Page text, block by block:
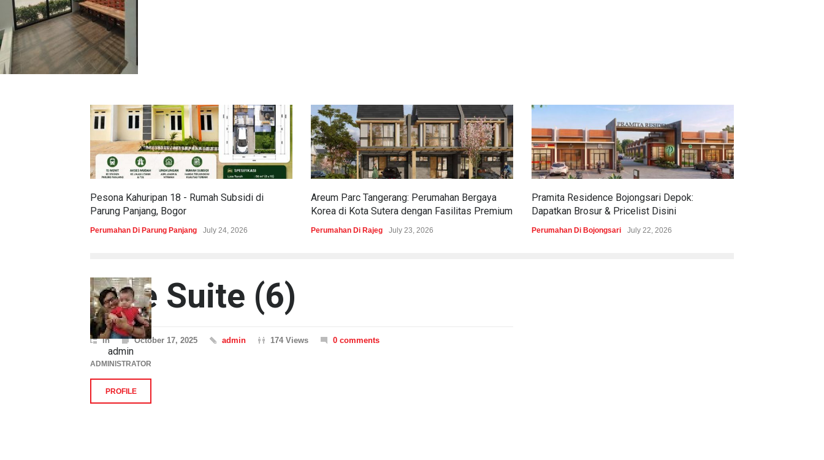
Pesona Kahuripan 18 - Rumah Subsidi di
Parung Panjang, Bogor
Perumahan Di Parung Panjang July 24, 2026
Areum Parc Tangerang: Perumahan Bergaya
Korea di Kota Sutera dengan Fasilitas Premium
Perumahan Di Rajeg July 23, 2026
Pramita Residence Bojongsari Depok:
Dapatkan Brosur & Pricelist Disini
Perumahan Di Bojongsari July 22, 2026
Tipe Suite (6)
In October 17, 2025 admin 174 Views 0 comments
admin
ADMINISTRATOR
PROFILE